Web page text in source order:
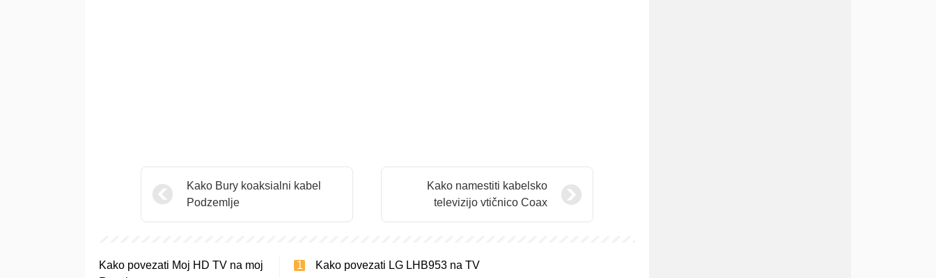
Kako Bury koaksialni kabel
Podzemlje
Kako namestiti kabelsko
televizijo vtičnico Coax
Kako povezati Moj HD TV na moj
Kako povezati LG LHB953 na TV